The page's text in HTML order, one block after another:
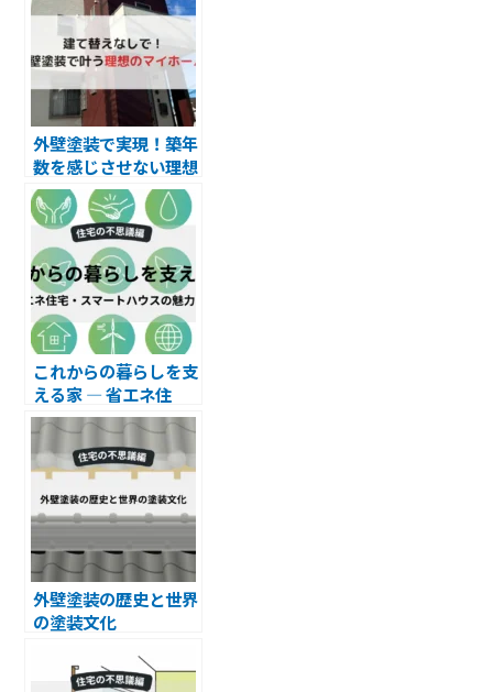
外壁塗装で実現！築年
数を感じさせない理想
のマイホーム
これからの暮らしを支
える家 ― 省エネ住
宅・スマートハウスの
魅力と実践
外壁塗装の歴史と世界
の塗装文化